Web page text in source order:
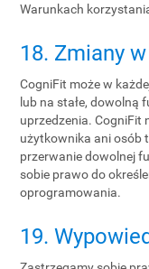
Warunkach
18. Zmiany
CogniFit może w
lub na stałe, dowolną
uprzedzenia. CogniFit
użytkownika ani osób
przerwanie dowolnej
sobie prawo do
oprogramowania.
19.